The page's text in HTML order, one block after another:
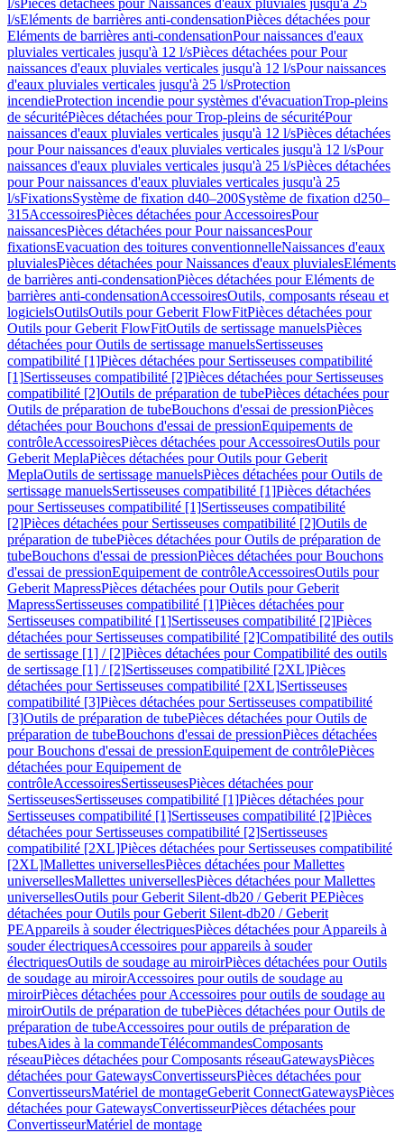
l/sPièces détachées pour Naissances d'eaux pluviales jusqu'à 25
l/sEléments de barrières anti-condensationPièces détachées pour
Eléments de barrières anti-condensationPour naissances d'eaux
pluviales verticales jusqu'à 12 l/sPièces détachées pour Pour
naissances d'eaux pluviales verticales jusqu'à 12 l/sPour naissances
d'eaux pluviales verticales jusqu'à 25 l/sProtection
incendieProtection incendie pour systèmes d'évacuationTrop-pleins
de sécuritéPièces détachées pour Trop-pleins de sécuritéPour
naissances d'eaux pluviales verticales jusqu'à 12 l/sPièces détachées
pour Pour naissances d'eaux pluviales verticales jusqu'à 12 l/sPour
naissances d'eaux pluviales verticales jusqu'à 25 l/sPièces détachées
pour Pour naissances d'eaux pluviales verticales jusqu'à 25
l/sFixationsSystème de fixation d40–200Système de fixation d250–
315AccessoiresPièces détachées pour AccessoiresPour
naissancesPièces détachées pour Pour naissancesPour
fixationsEvacuation des toitures conventionnelleNaissances d'eaux
pluvialesPièces détachées pour Naissances d'eaux pluvialesEléments
de barrières anti-condensationPièces détachées pour Eléments de
barrières anti-condensationAccessoiresOutils, composants réseau et
logicielsOutilsOutils pour Geberit FlowFitPièces détachées pour
Outils pour Geberit FlowFitOutils de sertissage manuelsPièces
détachées pour Outils de sertissage manuelsSertisseuses
compatibilité [1]Pièces détachées pour Sertisseuses compatibilité
[1]Sertisseuses compatibilité [2]Pièces détachées pour Sertisseuses
compatibilité [2]Outils de préparation de tubePièces détachées pour
Outils de préparation de tubeBouchons d'essai de pressionPièces
détachées pour Bouchons d'essai de pressionEquipements de
contrôleAccessoiresPièces détachées pour AccessoiresOutils pour
Geberit MeplaPièces détachées pour Outils pour Geberit
MeplaOutils de sertissage manuelsPièces détachées pour Outils de
sertissage manuelsSertisseuses compatibilité [1]Pièces détachées
pour Sertisseuses compatibilité [1]Sertisseuses compatibilité
[2]Pièces détachées pour Sertisseuses compatibilité [2]Outils de
préparation de tubePièces détachées pour Outils de préparation de
tubeBouchons d'essai de pressionPièces détachées pour Bouchons
d'essai de pressionEquipement de contrôleAccessoiresOutils pour
Geberit MapressPièces détachées pour Outils pour Geberit
MapressSertisseuses compatibilité [1]Pièces détachées pour
Sertisseuses compatibilité [1]Sertisseuses compatibilité [2]Pièces
détachées pour Sertisseuses compatibilité [2]Compatibilité des outils
de sertissage [1] / [2]Pièces détachées pour Compatibilité des outils
de sertissage [1] / [2]Sertisseuses compatibilité [2XL]Pièces
détachées pour Sertisseuses compatibilité [2XL]Sertisseuses
compatibilité [3]Pièces détachées pour Sertisseuses compatibilité
[3]Outils de préparation de tubePièces détachées pour Outils de
préparation de tubeBouchons d'essai de pressionPièces détachées
pour Bouchons d'essai de pressionEquipement de contrôlePièces
détachées pour Equipement de
contrôleAccessoiresSertisseusesPièces détachées pour
SertisseusesSertisseuses compatibilité [1]Pièces détachées pour
Sertisseuses compatibilité [1]Sertisseuses compatibilité [2]Pièces
détachées pour Sertisseuses compatibilité [2]Sertisseuses
compatibilité [2XL]Pièces détachées pour Sertisseuses compatibilité
[2XL]Mallettes universellesPièces détachées pour Mallettes
universellesMallettes universellesPièces détachées pour Mallettes
universellesOutils pour Geberit Silent-db20 / Geberit PEPièces
détachées pour Outils pour Geberit Silent-db20 / Geberit
PEAppareils à souder électriquesPièces détachées pour Appareils à
souder électriquesAccessoires pour appareils à souder
électriquesOutils de soudage au miroirPièces détachées pour Outils
de soudage au miroirAccessoires pour outils de soudage au
miroirPièces détachées pour Accessoires pour outils de soudage au
miroirOutils de préparation de tubePièces détachées pour Outils de
préparation de tubeAccessoires pour outils de préparation de
tubesAides à la commandeTélécommandesComposants
réseauPièces détachées pour Composants réseauGatewaysPièces
détachées pour GatewaysConvertisseursPièces détachées pour
ConvertisseursMatériel de montageGeberit ConnectGatewaysPièces
détachées pour GatewaysConvertisseurPièces détachées pour
ConvertisseurMatériel de montage